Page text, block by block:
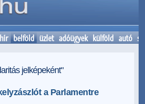
belföld üzlet adóügyek külföld autó
jelképeként"
a Parlamentre